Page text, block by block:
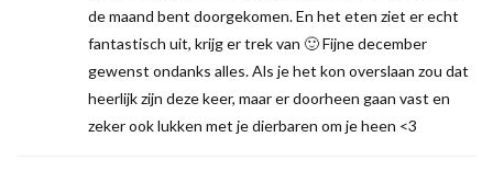
de maand bent doorgekomen. En het eten ziet er echt
fantastisch uit, krijg er trek van 🙂 Fijne december
gewenst ondanks alles. Als je het kon overslaan zou dat
heerlijk zijn deze keer, maar er doorheen gaan vast en
zeker ook lukken met je dierbaren om je heen <3